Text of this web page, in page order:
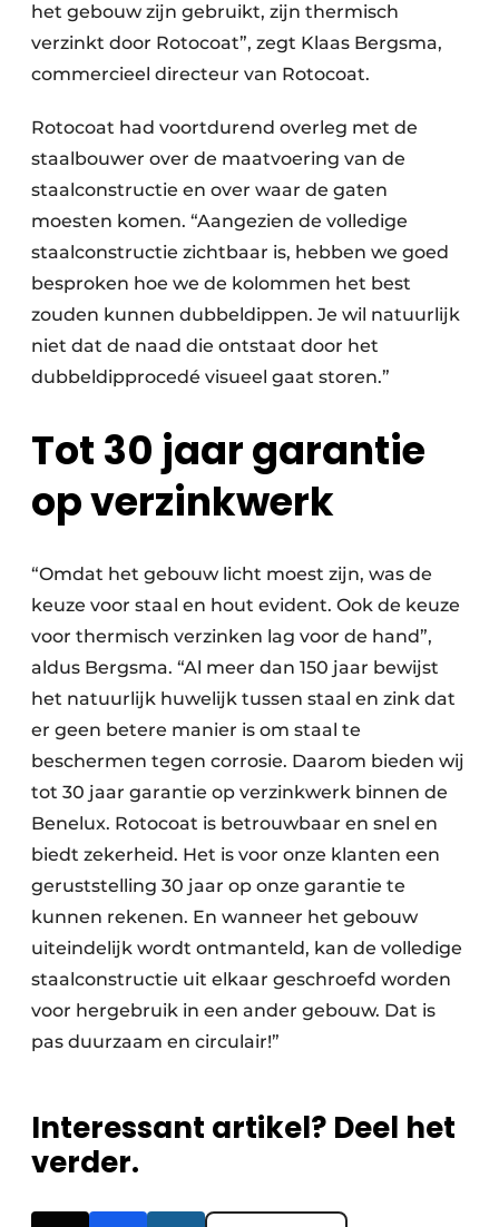
het gebouw zijn gebruikt, zijn thermisch
verzinkt door Rotocoat”, zegt Klaas Bergsma,
commercieel directeur van Rotocoat.
Rotocoat had voortdurend overleg met de
staalbouwer over de maatvoering van de
staalconstructie en over waar de gaten
moesten komen. “Aangezien de volledige
staalconstructie zichtbaar is, hebben we goed
besproken hoe we de kolommen het best
zouden kunnen dubbeldippen. Je wil natuurlijk
niet dat de naad die ontstaat door het
dubbeldipprocedé visueel gaat storen.”
Tot 30 jaar garantie
op verzinkwerk
“Omdat het gebouw licht moest zijn, was de
keuze voor staal en hout evident. Ook de keuze
voor thermisch verzinken lag voor de hand”,
aldus Bergsma. “Al meer dan 150 jaar bewijst
het natuurlijk huwelijk tussen staal en zink dat
er geen betere manier is om staal te
beschermen tegen corrosie. Daarom bieden wij
tot 30 jaar garantie op verzinkwerk binnen de
Benelux. Rotocoat is betrouwbaar en snel en
biedt zekerheid. Het is voor onze klanten een
geruststelling 30 jaar op onze garantie te
kunnen rekenen. En wanneer het gebouw
uiteindelijk wordt ontmanteld, kan de volledige
staalconstructie uit elkaar geschroefd worden
voor hergebruik in een ander gebouw. Dat is
pas duurzaam en circulair!”
Interessant artikel? Deel het
verder.